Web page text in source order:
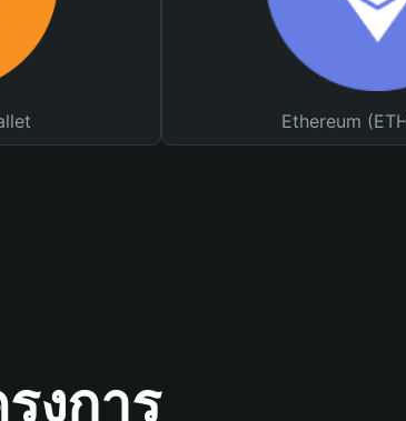
Ethereum
งการ